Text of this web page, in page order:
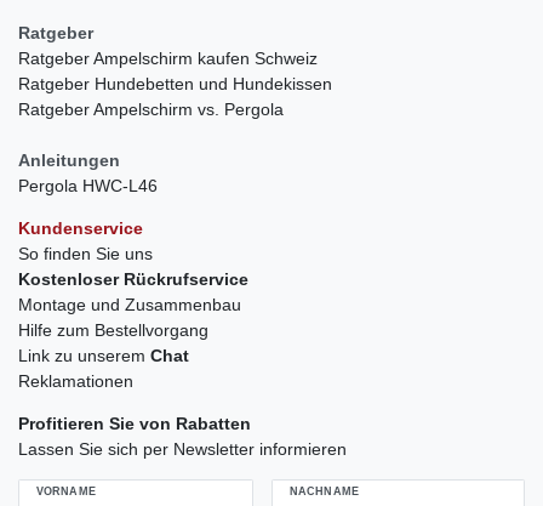
Ratgeber
Ratgeber Ampelschirm kaufen Schweiz
Ratgeber Hundebetten und Hundekissen
Ratgeber Ampelschirm vs. Pergola
Anleitungen
Pergola HWC-L46
Kundenservice
So finden Sie uns
Kostenloser Rückrufservice
Montage und Zusammenbau
Hilfe zum Bestellvorgang
Link zu unserem Chat
Reklamationen
Profitieren Sie von Rabatten
Lassen Sie sich per Newsletter informieren
VORNAME NACHNAME